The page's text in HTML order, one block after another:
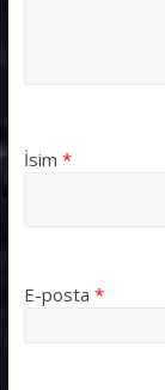
İsim *
E-posta *